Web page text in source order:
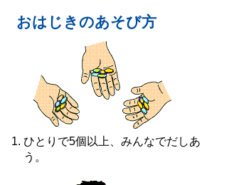
おはじきのあそび方
ひとりで5個以上、みんなでだしあ
う。